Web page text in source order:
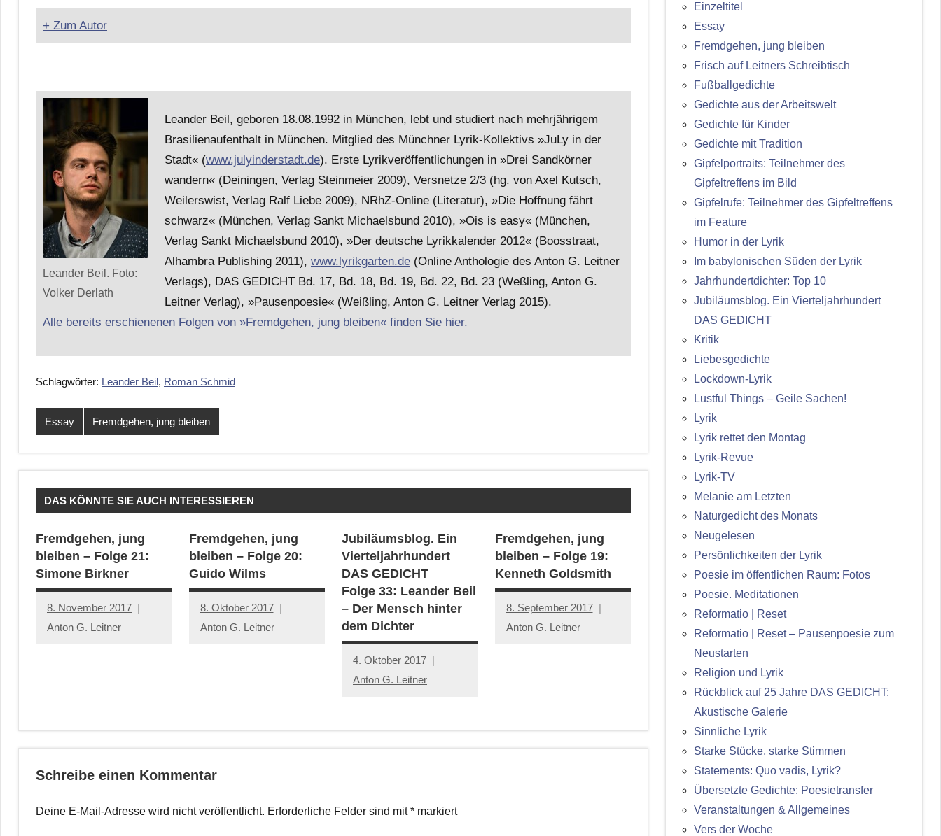
+ Zum Autor
Leander Beil. Foto:
Volker Derlath
Leander Beil, geboren 18.08.1992 in München, lebt und studiert nach mehrjährigem
Brasilienaufenthalt in München. Mitglied des Münchner Lyrik-Kollektivs »JuLy in der
Stadt« (www.julyinderstadt.de). Erste Lyrikveröffentlichungen in »Drei Sandkörner
wandern« (Deiningen, Verlag Steinmeier 2009), Versnetze 2/3 (hg. von Axel Kutsch,
Weilerswist, Verlag Ralf Liebe 2009), NRhZ-Online (Literatur), »Die Hoffnung fährt
schwarz« (München, Verlag Sankt Michaelsbund 2010), »Ois is easy« (München,
Verlag Sankt Michaelsbund 2010), »Der deutsche Lyrikkalender 2012« (Boosstraat,
Alhambra Publishing 2011), www.lyrikgarten.de (Online Anthologie des Anton G. Leitner
Verlags), DAS GEDICHT Bd. 17, Bd. 18, Bd. 19, Bd. 22, Bd. 23 (Weßling, Anton G.
Leitner Verlag), »Pausenpoesie« (Weißling, Anton G. Leitner Verlag 2015).
Alle bereits erschienenen Folgen von »Fremdgehen, jung bleiben« finden Sie hier.
Schlagwörter: Leander Beil, Roman Schmid
Essay Fremdgehen, jung bleiben
DAS KÖNNTE SIE AUCH INTERESSIEREN
Fremdgehen, jung
bleiben – Folge 21:
Simone Birkner
8. November 2017
Anton G. Leitner
Fremdgehen, jung
bleiben – Folge 20:
Guido Wilms
8. Oktober 2017
Anton G. Leitner
Jubiläumsblog. Ein
Vierteljahrhundert
DAS GEDICHT
Folge 33: Leander Beil
– Der Mensch hinter
dem Dichter
4. Oktober 2017
Anton G. Leitner
Fremdgehen, jung
bleiben – Folge 19:
Kenneth Goldsmith
8. September 2017
Anton G. Leitner
Schreibe einen Kommentar
Deine E-Mail-Adresse wird nicht veröffentlicht. Erforderliche Felder sind mit* markiert
Einzeltitel
Essay
Fremdgehen, jung bleiben
Frisch auf Leitners Schreibtisch
Fußballgedichte
Gedichte aus der Arbeitswelt
Gedichte für Kinder
Gedichte mit Tradition
Gipfelportraits: Teilnehmer des
Gipfeltreffens im Bild
Gipfelrufe: Teilnehmer des Gipfeltreffens
im Feature
Humor in der Lyrik
Im babylonischen Süden der Lyrik
Jahrhundertdichter: Top 10
Jubiläumsblog. Ein Vierteljahrhundert
DAS GEDICHT
Kritik
Liebesgedichte
Lockdown-Lyrik
Lustful Things – Geile Sachen!
Lyrik
Lyrik rettet den Montag
Lyrik-Revue
Lyrik-TV
Melanie am Letzten
Naturgedicht des Monats
Neugelesen
Persönlichkeiten der Lyrik
Poesie im öffentlichen Raum: Fotos
Poesie. Meditationen
Reformatio | Reset
Reformatio | Reset – Pausenpoesie zum
Neustarten
Religion und Lyrik
Rückblick auf 25 Jahre DAS GEDICHT:
Akustische Galerie
Sinnliche Lyrik
Starke Stücke, starke Stimmen
Statements: Quo vadis, Lyrik?
Übersetzte Gedichte: Poesietransfer
Veranstaltungen & Allgemeines
Vers der Woche